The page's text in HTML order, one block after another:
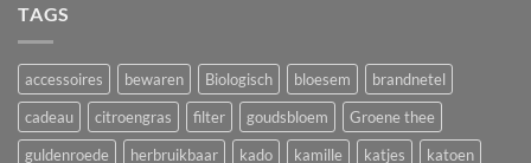
TAGS
accessoires bewaren Biologisch bloesem
brandnetel
cadeau
citroengras filter goudsbloem
Groene thee
guldenroede
herbruikbaar kado kamille katjes katoen